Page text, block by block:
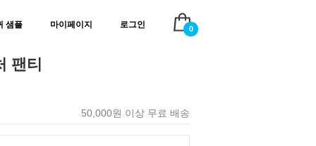
샘플 마이페이지 로그인 0
팬티
50,000원 이상 무료 배송